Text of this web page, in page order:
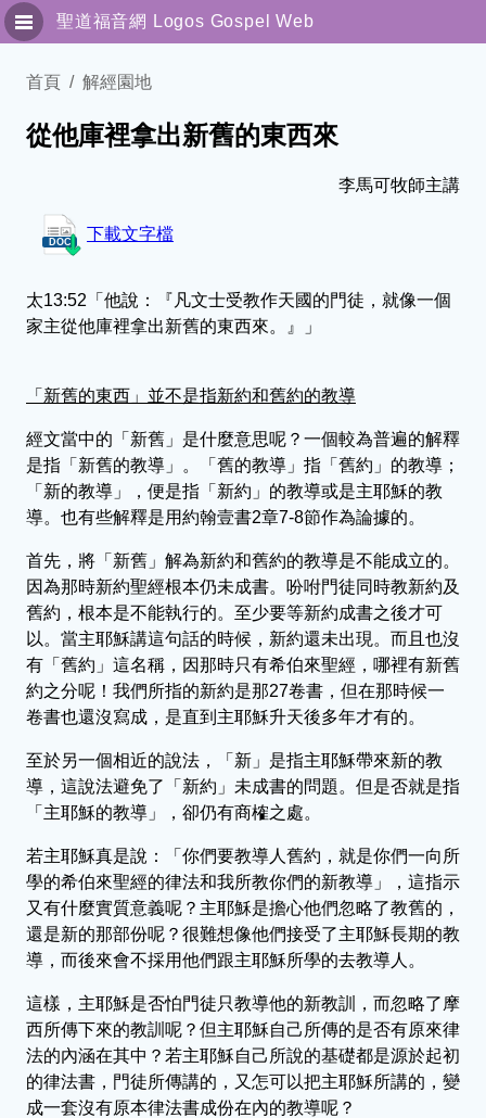
聖道福音網 Logos Gospel Web
聖靈與屬靈人
專題訊息
解經園地
獨立訊息
聯絡我們
简体版
首頁 解經園地
從他庫裡拿出新舊的東西來
李馬可牧師主講
下載文字檔
太13:52「他說：『凡文士受教作天國的門徒，就像一個
家主從他庫裡拿出新舊的東西來。』」
「新舊的東西」並不是指新約和舊約的教導
經文當中的「新舊」是什麼意思呢？一個較為普遍的解釋
是指「新舊的教導」。「舊的教導」指「舊約」的教導；
「新的教導」，便是指「新約」的教導或是主耶穌的教
導。也有些解釋是用約翰壹書2章7-8節作為論據的。
首先，將「新舊」解為新約和舊約的教導是不能成立的。
因為那時新約聖經根本仍未成書。吩咐門徒同時教新約及
舊約，根本是不能執行的。至少要等新約成書之後才可
以。當主耶穌講這句話的時候，新約還未出現。而且也沒
有「舊約」這名稱，因那時只有希伯來聖經，哪裡有新舊
約之分呢！我們所指的新約是那27卷書，但在那時候一
卷書也還沒寫成，是直到主耶穌升天後多年才有的。
至於另一個相近的說法，「新」是指主耶穌帶來新的教
導，這說法避免了「新約」未成書的問題。但是否就是指
「主耶穌的教導」，卻仍有商榷之處。
若主耶穌真是說：「你們要教導人舊約，就是你們一向所
學的希伯來聖經的律法和我所教你們的新教導」，這指示
又有什麼實質意義呢？主耶穌是擔心他們忽略了教舊的，
還是新的那部份呢？很難想像他們接受了主耶穌長期的教
導，而後來會不採用他們跟主耶穌所學的去教導人。
這樣，主耶穌是否怕門徒只教導他的新教訓，而忽略了摩
西所傳下來的教訓呢？但主耶穌自己所傳的是否有原來律
法的內涵在其中？若主耶穌自己所說的基礎都是源於起初
的律法書，門徒所傳講的，又怎可以把主耶穌所講的，變
成一套沒有原本律法書成份在內的教導呢？